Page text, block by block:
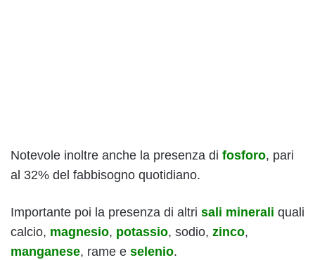
Notevole inoltre anche la presenza di fosforo, pari
al 32% del fabbisogno quotidiano.
Importante poi la presenza di altri sali minerali quali
calcio, magnesio, potassio, sodio, zinco,
manganese, rame e selenio.